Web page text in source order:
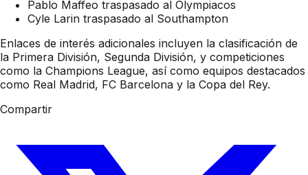
Pablo Maffeo traspasado al Olympiacos
Cyle Larin traspasado al Southampton
Enlaces de interés adicionales incluyen la clasificación de
la Primera División, Segunda División, y competiciones
como la Champions League, así como equipos destacados
como Real Madrid, FC Barcelona y la Copa del Rey.
Compartir